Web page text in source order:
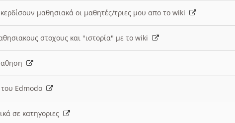
μαθησιακά οι μαθητές/τριες μου απο το wiki
στοχους και "ιστορία" με το wiki
του Edmodo
σε κατηγοριες